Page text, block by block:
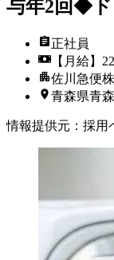
与年2回◆
正社員
【月給】
佐川急便
青森県青
情報提供元 ： 採用